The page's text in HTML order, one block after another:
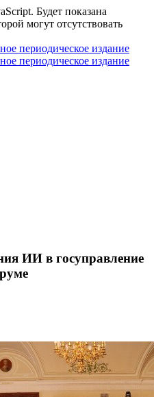
Будет показана
могут отсутствовать
ИИ в госуправление